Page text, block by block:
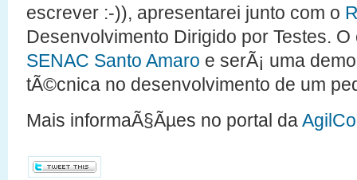
escrever :-)), apresentarei junto com o
Desenvolvimento Dirigido por Testes.
SENAC Santo Amaro e serÃ¡ uma
tÃ©cnica no desenvolvimento de um
Mais informaÃ§Ãµes no portal da